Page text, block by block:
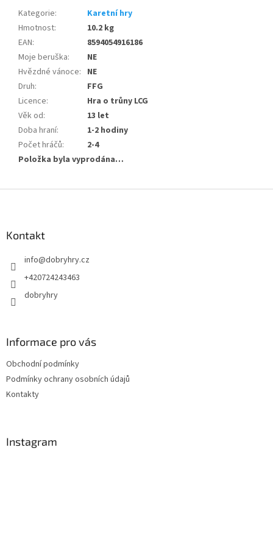
Kategorie:
Karetní hry
Hmotnost:
10.2 kg
EAN:
8594054916186
Moje beruška:
NE
Hvězdné vánoce: NE
Druh:
FFG
Licence:
Hra o trůny LCG
Věk od:
13 let
Doba hraní:
1-2 hodiny
Počet hráčů:
2-4
Položka byla vyprodána…
Kontakt
info@dobryhry.cz
+420724243463
dobryhry
Informace pro vás
Obchodní podmínky
Podmínky ochrany osobních údajů
Kontakty
Instagram